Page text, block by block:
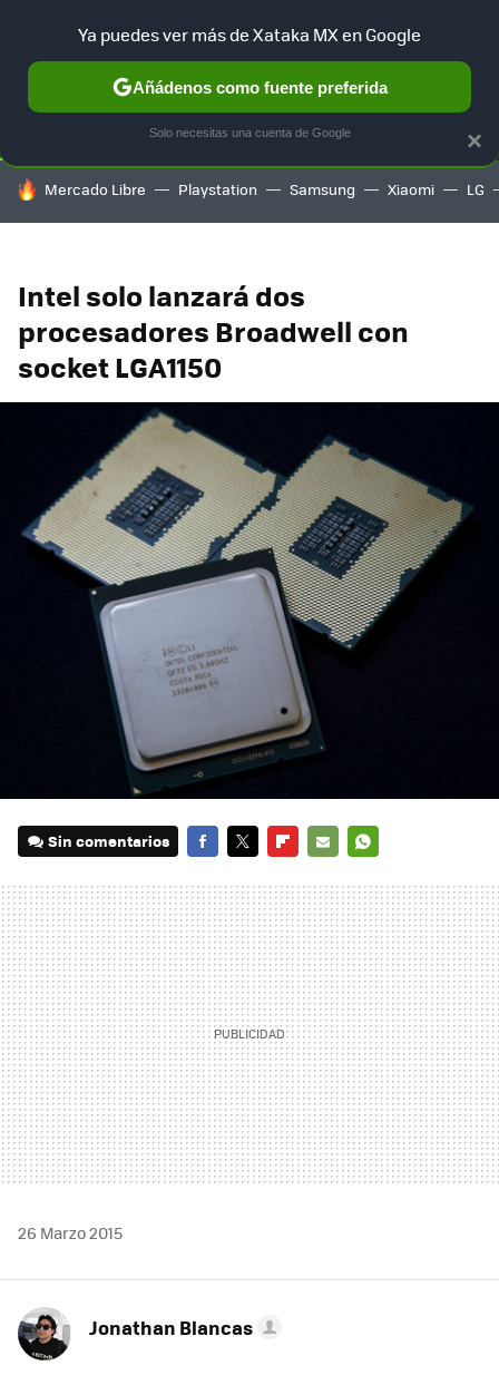
SELECCIÓN GAMING HOME AUTO TERRITORIO
HOY SE HABLA DE
Mercado Libre Playstation Samsung Xiaomi LG
Intel solo lanzará dos
procesadores Broadwell con
socket LGA1150
Sin comentarios
MAIL
26 Marzo 2015
Jonathan Blancas
×
Ya puedes ver más de Xataka MX en Google
Añádenos como fuente preferida
Solo necesitas una cuenta de Google